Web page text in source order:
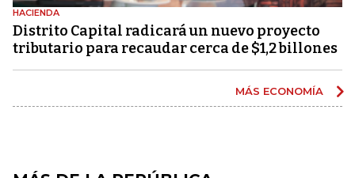
HACIENDA
Distrito Capital radicará un nuevo proyecto
tributario para recaudar cerca de $1,2 billones
MÁS ECONOMÍA